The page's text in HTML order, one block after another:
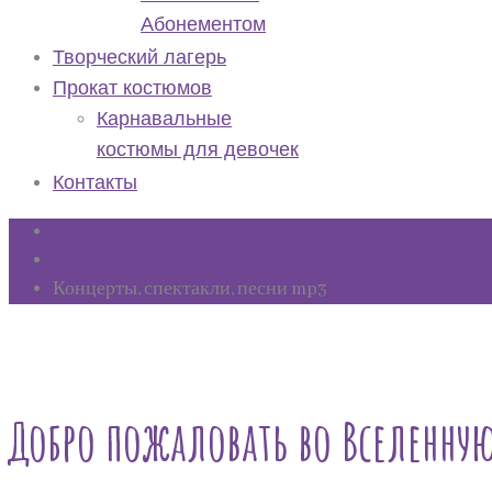
Абонементом
Творческий лагерь
Прокат костюмов
Карнавальные
костюмы для девочек
Контакты
Концерты, спектакли, песни mp3
Добро пожаловать во